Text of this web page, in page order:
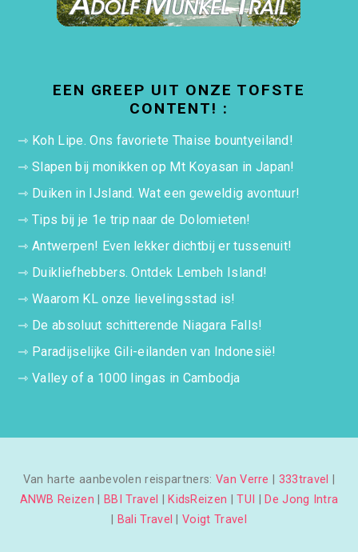
EEN GREEP UIT ONZE TOFSTE
CONTENT! :
⇾ Koh Lipe. Ons favoriete Thaise bountyeiland!
⇾Slapen bij monikken op Mt Koyasan in Japan!
⇾ Duiken in IJsland. Wat een geweldig avontuur!
⇾Tips bij je 1e trip naar de Dolomieten!
⇾Antwerpen! Even lekker dichtbij er tussenuit!
⇾ Duikliefhebbers. Ontdek Lembeh Island!
⇾Waarom KL onze lievelingsstad is!
⇾ De absoluut schitterende Niagara Falls!
⇾ Paradijselijke Gili-eilanden van Indonesië!
⇾Valley of a 1000 lingas in Cambodja
Van harte aanbevolen reispartners: Van Verre 333travel
ANWB Reizen
BBI Travel KidsReizen |TUI
De Jong Intra
Bali Travel |Voigt Travel